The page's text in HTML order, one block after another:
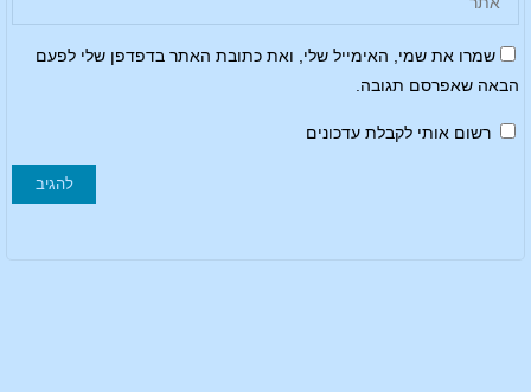
שמרו את שמי, האימייל שלי, ואת כתובת האתר בדפדפן שלי לפעם
הבאה שאפרסם תגובה.
רשום אותי לקבלת עדכונים